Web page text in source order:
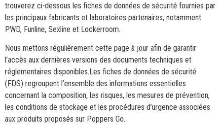
trouverez ci-dessous les fiches de données de sécurité fournies par
les principaux fabricants et laboratoires partenaires, notamment
PWD, Funline, Sexline et Lockerroom.
Nous mettons régulièrement cette page à jour afin de garantir
l’accès aux dernières versions des documents techniques et
réglementaires disponibles.Les fiches de données de sécurité
(FDS) regroupent l’ensemble des informations essentielles
concernant la composition, les risques, les mesures de prévention,
les conditions de stockage et les procédures d’urgence associées
aux produits proposés sur Poppers Go.